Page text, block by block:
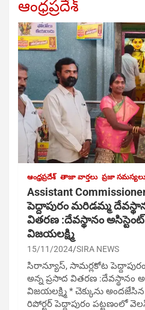
ఆంధ్రప్రదేశ్
ఆంధ్రప్రదేశ్ తాజా వార్తలు ప్రజా సమస్యలు
Assistant
పెద్దాపురం మరిడమ్మ
వితరణ :దేవస్థానం
విజయలక్ష్మి
15/11/2024 SIRA NEWS
సిరాన్యూస్, సామర్లకోట
అన్న ప్రసాద వితరణ :దేవస్థానం
విజయలక్ష్మి * చెక్కును
రిపోర్టర్ పెద్దాపురం పట్టణంలో